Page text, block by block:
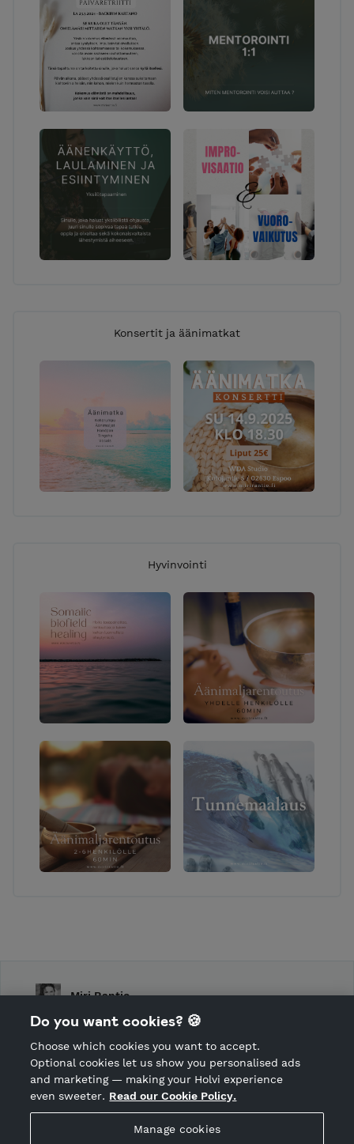
Konsertit ja äänimatkat
Hyvinvointi
Hosted by Holvi
Holvi Payment Services Ltd is regulated by the Financial
Miri Rantio
Shop Terms and Conditions
CANCEL ORDER
Do you want cookies? 🍪
Choose which cookies you want to accept.
Optional cookies let us show you personalised ads
and marketing — making your Holvi experience
even sweeter. Read our Cookie Policy.
Manage cookies